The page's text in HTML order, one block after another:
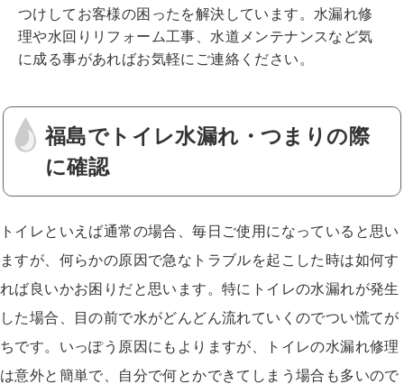
o
o
つけしてお客様の困ったを解決しています。水漏れ修
理や水回りリフォーム工事、水道メンテナンスなど気
に成る事があればお気軽にご連絡ください。
福島でトイレ水漏れ・つまりの際
に確認
トイレといえば通常の場合、毎日ご使用になっていると思い
ますが、何らかの原因で急なトラブルを起こした時は如何す
れば良いかお困りだと思います。特にトイレの水漏れが発生
した場合、目の前で水がどんどん流れていくのでつい慌てが
ちです。いっぽう原因にもよりますが、トイレの水漏れ修理
は意外と簡単で、自分で何とかできてしまう場合も多いので